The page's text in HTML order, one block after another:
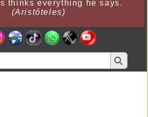
thinks everything he says.
(Aristóteles)